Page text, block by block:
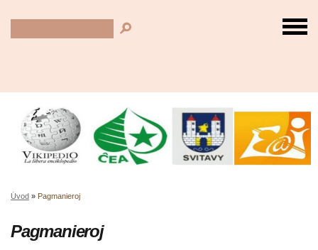
Úvod » Pagmanieroj
Pagmanieroj